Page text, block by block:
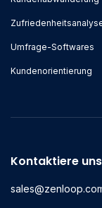
Umfrage-Softwares
Kundenorientierung
Kontaktiere